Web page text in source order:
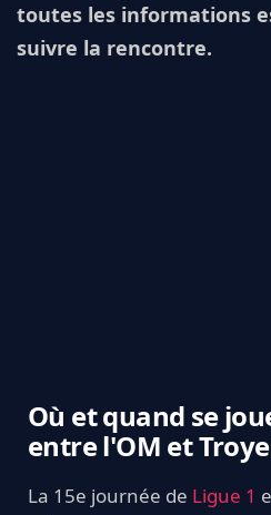
toutes les informations
suivre la rencontre.
Où et quand se
entre l'OM et
La 15e journée de Ligue 1